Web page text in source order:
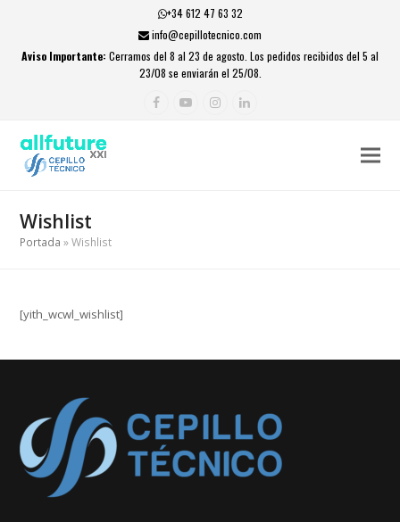
+34 612 47 63 32
info@cepillotecnico.com
Aviso Importante: Cerramos del 8 al 23 de agosto. Los pedidos recibidos del 5 al
23/08 se enviarán el 25/08.
Facebook
YouTubeInstagramLinkedIn
Wishlist
Portada »Wishlist
[yith_wcwl_wishlist]